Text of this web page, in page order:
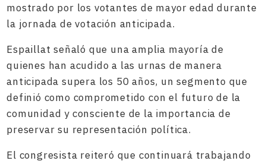
mostrado por los votantes de mayor edad durante
la jornada de votación anticipada.
Espaillat señaló que una amplia mayoría de
quienes han acudido a las urnas de manera
anticipada supera los 50 años, un segmento que
definió como comprometido con el futuro de la
comunidad y consciente de la importancia de
preservar su representación política.
El congresista reiteró que continuará trabajando